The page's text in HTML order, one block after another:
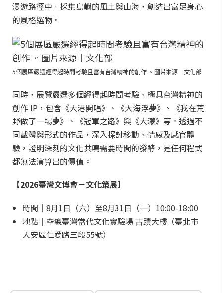
漫遊路徑中，採集島嶼的風土與山海，創造出富足身心
的風格選物。
5個展區嚴選經得起時間考驗且富有台灣精神的創作 。圖片來源｜文化部
同時，展覽嚴選多個經得起時間考驗、極具台灣精神的
創作 IP，包含《大港開唱》、《大海浮夢》、《我在荒
野做了一場夢》、《冠軍之路》與《大濛》等。透過不
同載體與形式的作品，深入探討移動、情感及感官體
驗，證明深刻的文化共鳴需要時間的發酵，是任何程式
都無法演算出的價值。
【2026臺灣文博會－文化策展】
時間｜8月1日（六）至8月31日（一）10:00-18:00
地點｜空總臺灣當代文化實驗場 古蹟大樓（臺北市
大安區仁愛路三段55號）